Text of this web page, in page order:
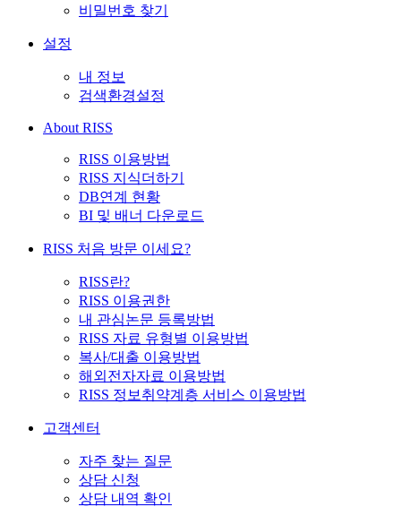
비밀번호 찾기
설정
내 정보
검색환경설정
About RISS
RISS 이용방법
RISS 지식더하기
DB연계 현황
BI 및 배너 다운로드
RISS 처음 방문 이세요?
RISS란?
RISS 이용권한
내 관심논문 등록방법
RISS 자료 유형별 이용방법
복사/대출 이용방법
해외전자자료 이용방법
RISS 정보취약계층 서비스 이용방법
고객센터
자주 찾는 질문
상담 신청
상담 내역 확인